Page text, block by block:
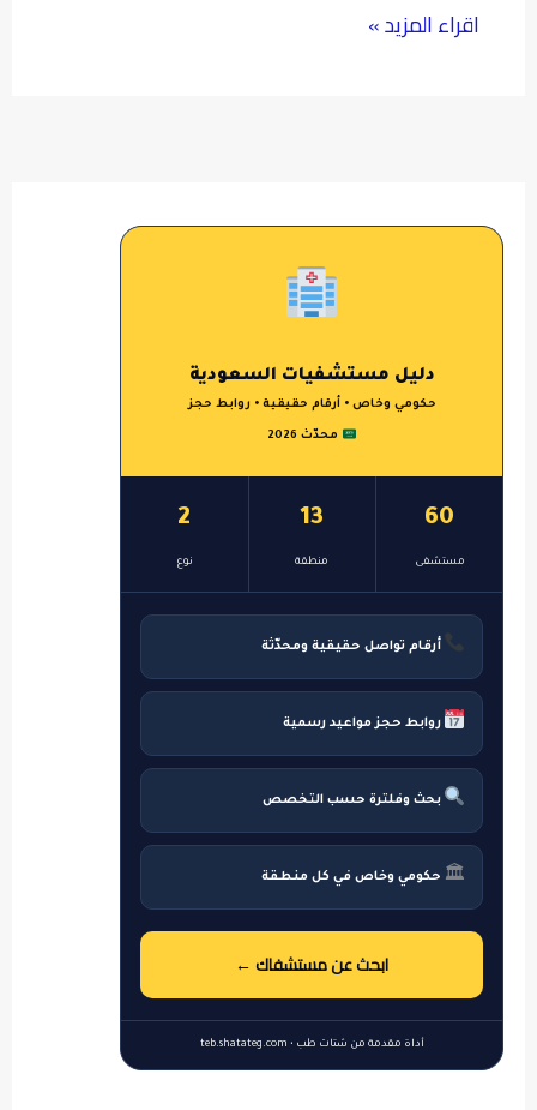
اقراء المزيد »
دليل مستشفيات السعودية
حكومي وخاص • أرقام حقيقية • روابط حجز
محدّث 2026
60
مستشفى
13
منطقة
2
نوع
أرقام تواصل حقيقية ومحدّثة
روابط حجز مواعيد رسمية
بحث وفلترة حسب التخصص
🏛 حكومي وخاص في كل منطقة
ابحث عن مستشفاك ←
أداة مقدمة من شتات طب • teb.shatateg.com